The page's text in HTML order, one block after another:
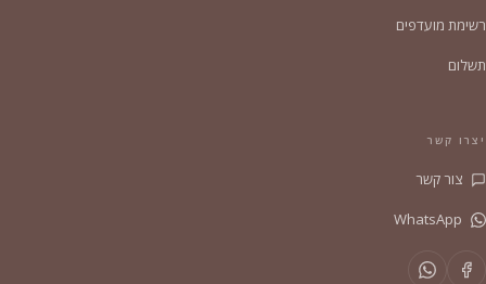
רשימת מועדפים
תשלום
יצרו קשר
צור קשר